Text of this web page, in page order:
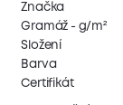
Značka
Gramáž - g/m²
Složení
Barva
Certifikát